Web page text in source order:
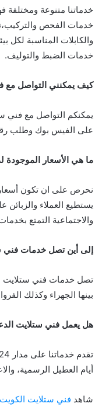
خدماتنا متنوعة
خدمات الفحص
والكابلات المناسبة لكل
خدمات الضبط والتوليف.
كيف يمكنني التواصل مع
يمكنكم التواصل مع فني
على الفيس بوك وطلب
ما هي الأسعار الموجودة
نحرص على ان تكون
يستطيع العملاء
والاجتماعية التمتع
إلى أين تصل خدمات فني
تصل خدمات فني ستلايت
بينها الجهراء وكذلك
هل يعمل فني ستلايت
أيام العطيل الرسمية،
شاهد فني ستلايت الكويت